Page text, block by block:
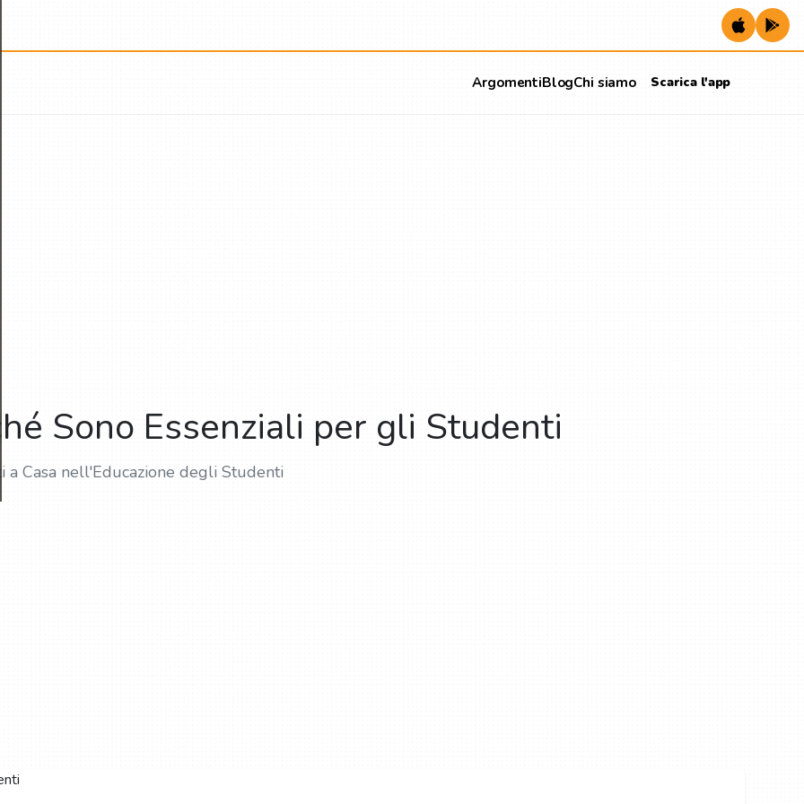
ArgomentiBlogChi siamo Scarica l'app
Sono Essenziali per gli Studenti
a Casa nell'Educazione degli Studenti